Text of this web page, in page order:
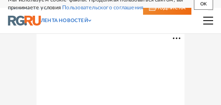
принимаете условия Пользовательского соглашения
OK
СВЕЖИЙ НОМЕР ПОДПИСКА
ЛЕНТА НОВОСТЕЙ